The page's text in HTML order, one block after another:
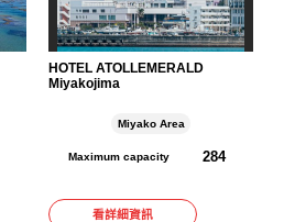
HOTEL ATOLLEMERALD
Miyakojima
Miyako Area
Maximum capacity 284
看詳細資訊